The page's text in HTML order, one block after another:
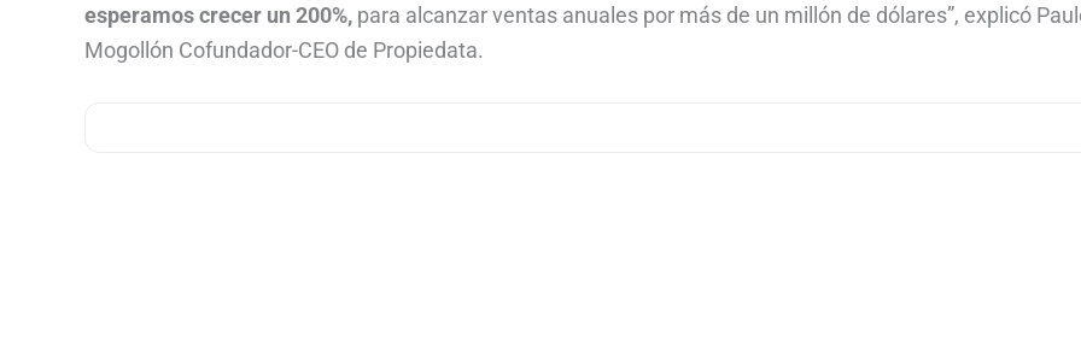
esperamos crecer un 200%, para alcanzar ventas anuales por más de un millón de dólares”, explicó
Mogollón Cofundador-CEO de Propiedata.